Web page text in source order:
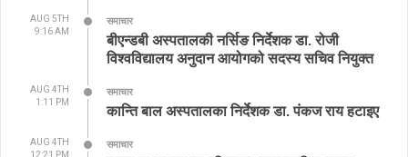
AUG 5TH
9:16 AM
समाचार
बीएन्डबी अस्पतालकी नर्सिङ निर्देशक डा. रोजी
विश्वविद्यालय अनुदान आयोगको सदस्य सचिव नियुक्त
AUG 4TH
1:11 PM
समाचार
कान्ति बाल अस्पतालका निर्देशक डा. पंकज राय हटाइए
AUG 4TH
समाचार